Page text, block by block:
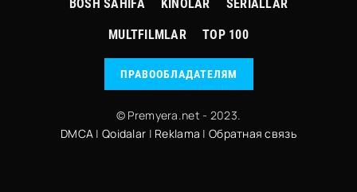
BOSH SAHIFA KINOLAR SERIALLAR
MULTFILMLAR TOP 100
ПРАВООБЛАДАТЕЛЯМ
© Premyera.net - 2023.
DMCA |Qoidalar | Reklama | Обратная связь